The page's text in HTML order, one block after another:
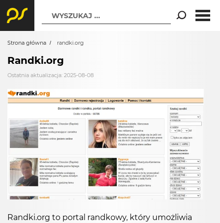
WYSZUKAJ ...
Strona główna randki.org
Randki.org
Ostatnia aktualizacja: 2025-08-08
Randki.org to portal randkowy, który umożliwia